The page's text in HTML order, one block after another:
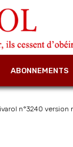
ABONNEMENTS
n°3240 version